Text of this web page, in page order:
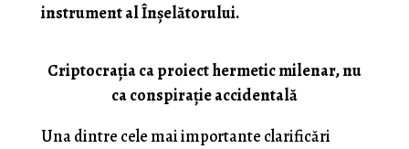
instrument al Înșelătorului.
Criptocrația ca proiect hermetic milenar, nu
ca conspirație accidentală
Una dintre cele mai importante clarificări